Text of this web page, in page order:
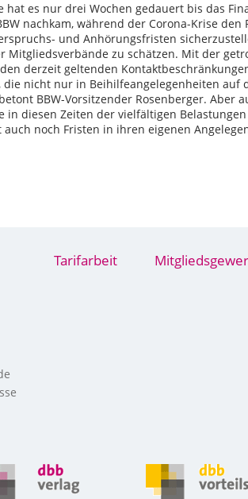
hat es nur drei Wochen gedauert bis das
nachkam, während der Corona-Krise
und Anhörungsfristen
Mitgliedsverbände zu schätzen. Mit der
derzeit geltenden
die nicht nur in Beihilfeangelegenheiten auf
BBW-Vorsitzender Rosenberger. Aber
in diesen Zeiten der vielfältigen
noch Fristen in ihren eigenen
Tarifarbeit